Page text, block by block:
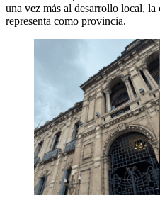
una vez más al desarrollo local,
representa como provincia.